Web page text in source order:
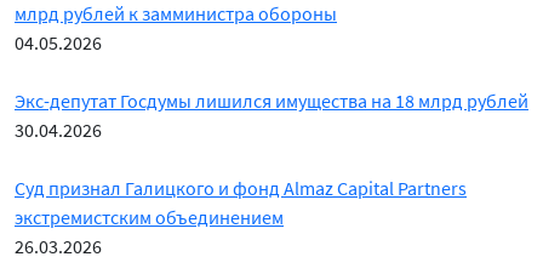
млрд рублей к замминистра обороны
04.05.2026
Экс-депутат Госдумы лишился имущества на 18 млрд рублей
30.04.2026
Суд признал Галицкого и фонд Almaz Capital Partners
экстремистским объединением
26.03.2026